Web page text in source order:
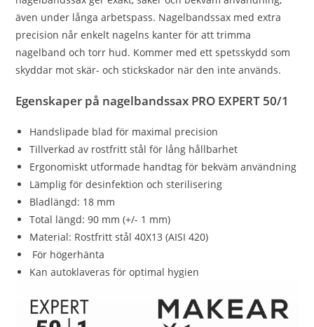
även under långa arbetspass. Nagelbandssax med extra
precision når enkelt nagelns kanter för att trimma
nagelband och torr hud. Kommer med ett spetsskydd som
skyddar mot skär- och stickskador när den inte används.
Egenskaper på nagelbandssax PRO EXPERT 50/1
Handslipade blad för maximal precision
Tillverkad av rostfritt stål för lång hållbarhet
Ergonomiskt utformade handtag för bekväm användning
Lämplig för desinfektion och sterilisering
Bladlängd: 18 mm
Total längd: 90 mm (+/- 1 mm)
Material: Rostfritt stål 40X13 (AISI 420)
För högerhänta
Kan autoklaveras för optimal hygien